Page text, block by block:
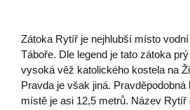
Zátoka Rytíř je nejhlubší místo
Táboře. Dle legend je tato zátoka
vysoká věž katolického kostela na
Pravda je však jiná. Pravděpodobná
místě je asi 12,5 metrů. Název Rytíř